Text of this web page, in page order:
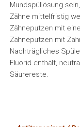
Mundspüllösung
Zähne mittelfristig
Zähneputzen mit
Zähneputzen mit
Nachträgliches
Fluorid enthält,
Säurereste.